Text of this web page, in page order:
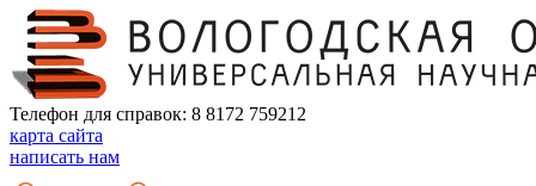
Телефон для справок: 8 8172 759212
карта сайта
написать нам